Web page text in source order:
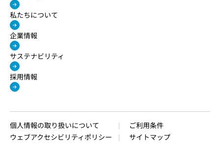
私たちについて
企業情報
サステナビリティ
採用情報
個人情報の取り扱いについて
ご利用条件
ウェブアクセシビリティポリシー
サイトマップ